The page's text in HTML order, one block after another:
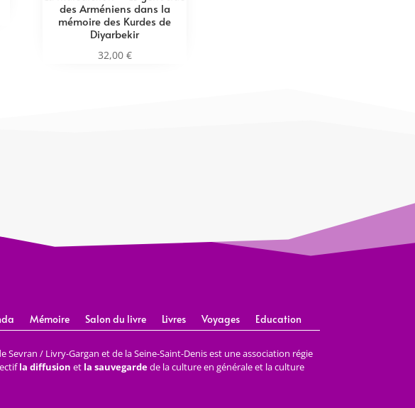
des Arméniens dans la
mémoire des Kurdes de
Diyarbekir
32,00 €
Mémoire Salon du livre Livres Voyages Education
Sevran / Livry-Gargan et de la Seine-Saint-Denis est une association régie
la diffusion et la sauvegardede la culture en générale et la culture